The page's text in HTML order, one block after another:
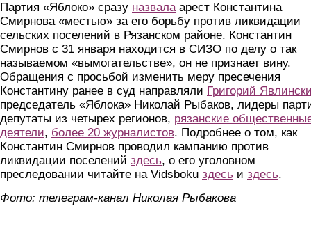
Партия «Яблоко» сразу назвалаарест Константина
Смирнова «местью» за его борьбу против ликвидации
сельских поселений в Рязанском районе. Константин
Смирнов с 31 января находится в СИЗО по делу о так
называемом «вымогательстве», он не признает вину.
Обращения с просьбой изменить меру пресечения
Константину ранее в суд направляли Григорий
председатель «Яблока» Николай Рыбаков, лидеры
депутаты из четырех регионов, рязанские
деятели, более 20 журналистов. Подробнее о том, как
Константин Смирнов проводил кампанию против
ликвидации поселений здесь, о его уголовном
преследовании читайте на Vidsboku здесь и здесь.
Фото: телеграм-канал Николая Рыбакова